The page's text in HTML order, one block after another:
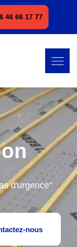
46 66 17 77
d'urgence"
nous